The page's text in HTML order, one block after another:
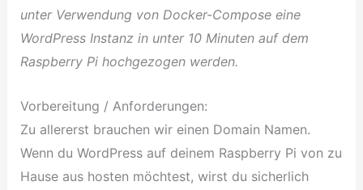
unter Verwendung von Docker-Compose eine
WordPress Instanz in unter 10 Minuten auf dem
Raspberry Pi hochgezogen werden.
Vorbereitung / Anforderungen:
Zu allererst brauchen wir einen Domain Namen.
Wenn du WordPress auf deinem Raspberry Pi von zu
Hause aus hosten möchtest, wirst du sicherlich